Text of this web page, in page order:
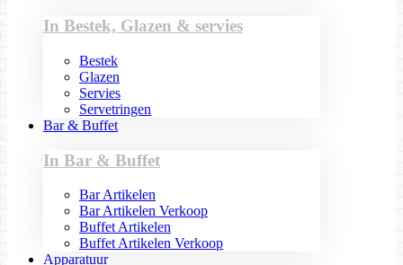
In Bestek, Glazen & servies
Bestek
Glazen
Servies
Servetringen
Bar & Buffet
In Bar & Buffet
Bar Artikelen
Bar Artikelen Verkoop
Buffet Artikelen
Buffet Artikelen Verkoop
Apparatuur